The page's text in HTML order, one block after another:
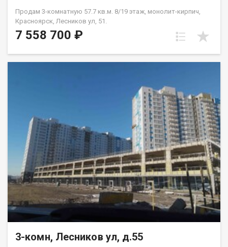
Продам 3-комнатную 57.7 кв.м. 8/19 этаж, монолит-кирпич,
Красноярск, Лесников ул, 51.
7 558 700 ₽
3-комн, Лесников ул, д.55